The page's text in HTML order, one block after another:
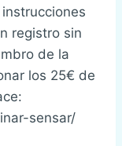
registro sin
de la
los 25€ de
sensar/